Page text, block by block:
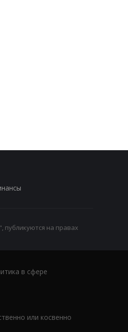
на правах
в сфере
или косвенно